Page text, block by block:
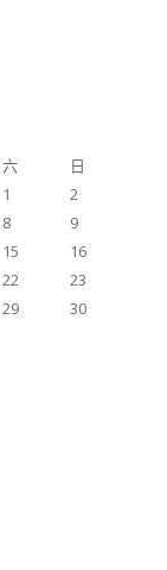
六
日
1
2
8
9
15
16
22
23
29
30